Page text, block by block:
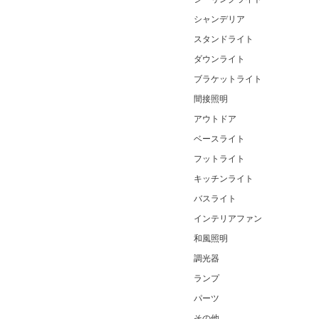
シャンデリア
スタンドライト
ダウンライト
ブラケットライト
間接照明
アウトドア
ベースライト
フットライト
キッチンライト
バスライト
インテリアファン
和風照明
調光器
ランプ
パーツ